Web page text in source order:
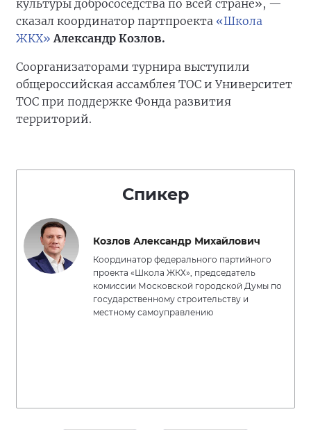
культуры добрососедства по всей стране», —
сказал координатор партпроекта «Школа
ЖКХ» Александр Козлов.
Соорганизаторами турнира выступили
общероссийская ассамблея ТОС и Университет
ТОС при поддержке Фонда развития
территорий.
Спикер
Козлов Александр Михайлович
Координатор федерального партийного
проекта «Школа ЖКХ», председатель
комиссии Московской городской Думы по
государственному строительству и
местному самоуправлению